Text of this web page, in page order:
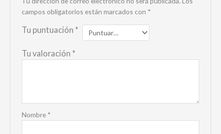
campos obligatorios están marcados con *
Tu puntuación *
Tu valoración *
Nombre *